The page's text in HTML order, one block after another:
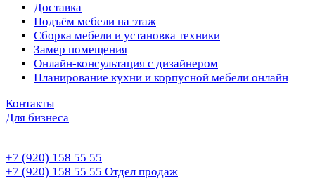
Доставка
Подъём мебели на этаж
Сборка мебели и установка техники
Замер помещения
Онлайн-консультация с дизайнером
Планирование кухни и корпусной мебели онлайн
Контакты
Для бизнеса
+7 (920) 158 55 55
+7 (920) 158 55 55 Отдел продаж